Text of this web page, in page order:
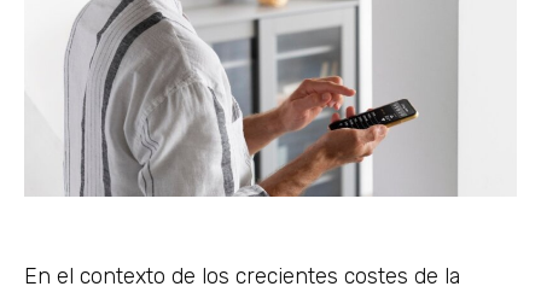
En el contexto de los crecientes costes de la